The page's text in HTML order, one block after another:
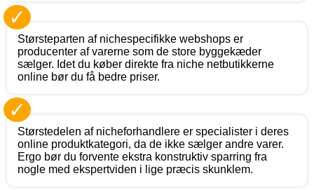
✓
Størsteparten af nichespecifikke webshops er
producenter af varerne som de store byggekæder
sælger. Idet du køber direkte fra niche netbutikkerne
online bør du få bedre priser.
✓
Størstedelen af nicheforhandlere er specialister i deres
online produktkategori, da de ikke sælger andre varer.
Ergo bør du forvente ekstra konstruktiv sparring fra
nogle med ekspertviden i lige præcis skunklem.